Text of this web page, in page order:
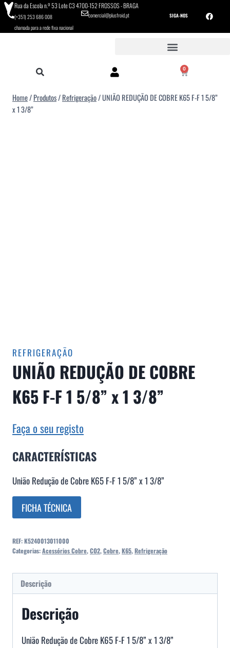
Rua da Escola n.º 53 Lote C3 4700-152 FROSSOS - BRAGA
(+351) 253 686 008
chamada para a rede fixa nacional
comercial@plusfroid.pt SIGA-NOS
0
Home/Produtos/Refrigeração/UNIÃO REDUÇÃO DE COBRE K65 F-F 1 5/8”
x 1 3/8”
REFRIGERAÇÃO
UNIÃO REDUÇÃO DE COBRE
K65 F-F 1 5/8” x 1 3/8”
Faça o seu registo
CARACTERÍSTICAS
União Redução de Cobre K65 F-F 1 5/8” x 1 3/8”
FICHA TÉCNICA
REF:K5240013011000
Categorias:Acessórios Cobre,CO2,Cobre,K65,Refrigeração
Descrição
Descrição
União Redução de Cobre K65 F-F 1 5/8” x 1 3/8”